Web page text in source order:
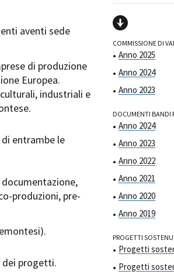
Stage - Tirocini - Scuola e Lavoro
Elenco Operatori Economici per
affidamento lavori in economia
aventi sede
di produzione
Europea.
industriali e
entrambe le
produzioni, pre-
dei progetti.
COMMISSIONE DI
Anno 2025
Anno 2024
Anno 2023
DOCUMENTI BANDI
Anno 2024
Anno 2023
Anno 2022
Anno 2021
Anno 2020
Anno 2019
PROGETTI
Progetti
Progetti